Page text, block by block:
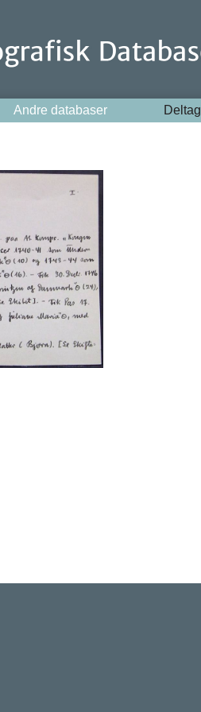
Andre databaser Deltag